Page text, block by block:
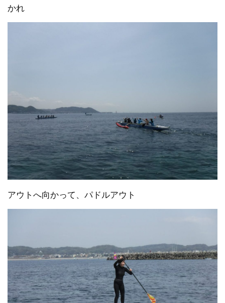
かれ
アウトへ向かって、パドルアウト